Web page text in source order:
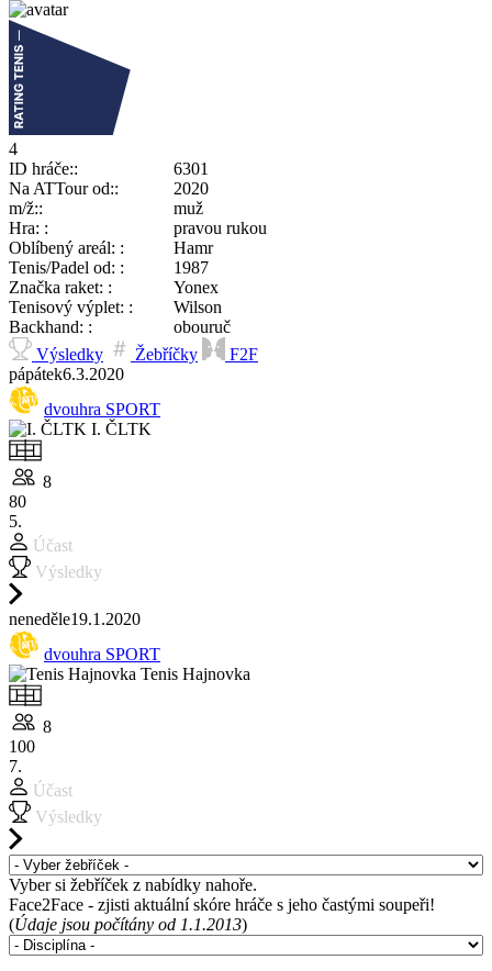
4
ID hráče:
6301
Na ATTour od:
2020
m/ž:
muž
Hra:
pravou rukou
Oblíbený areál:
Hamr
Tenis/Padel od:
1987
Značka raket:
Yonex
Tenisový výplet:
Wilson
Backhand:
obouruč
Výsledky
Žebříčky
F2F
pápátek6.3.2020
dvouhra SPORT
I. ČLTK
8
80
5.
Účast
Výsledky
neneděle19.1.2020
dvouhra SPORT
Tenis Hajnovka
8
100
7.
Účast
Výsledky
Vyber si žebříček z nabídky nahoře.
Face2Face - zjisti aktuální skóre hráče s jeho častými soupeři!
(Údaje jsou počítány od 1.1.2013)